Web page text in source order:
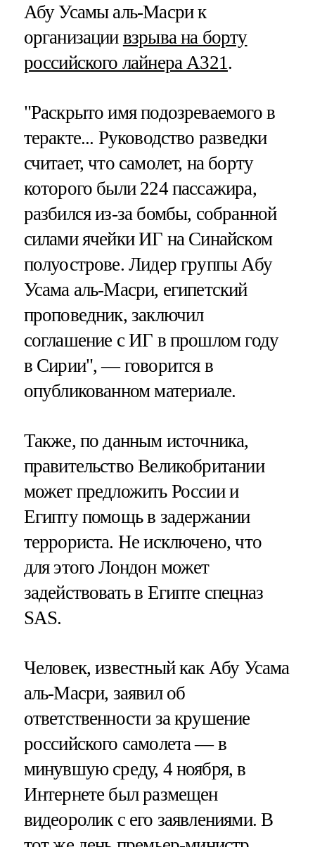
Абу Усамы аль-Масри к
организации взрыва на борту
российского лайнера А321.
"Раскрыто имя подозреваемого в
теракте... Руководство разведки
считает, что самолет, на борту
которого были 224 пассажира,
разбился из-за бомбы, собранной
силами ячейки ИГ на Синайском
полуострове. Лидер группы Абу
Усама аль-Масри, египетский
проповедник, заключил
соглашение с ИГ в прошлом году
в Сирии", — говорится в
опубликованном материале.
Также, по данным источника,
правительство Великобритании
может предложить России и
Египту помощь в задержании
террориста. Не исключено, что
для этого Лондон может
задействовать в Египте спецназ
SAS.
Человек, известный как Абу Усама
аль-Масри, заявил об
ответственности за крушение
российского самолета — в
минувшую среду, 4 ноября, в
Интернете был размещен
видеоролик с его заявлениями. В